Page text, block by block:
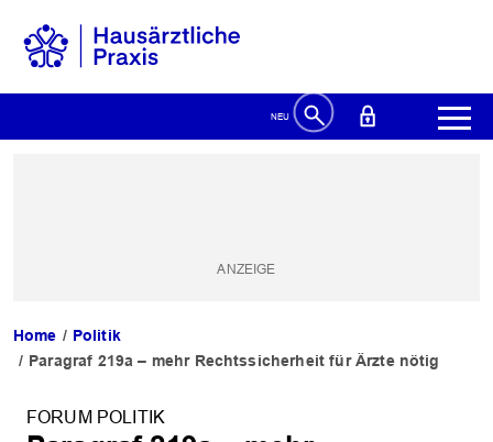
Home
Politik
Paragraf 219a – mehr Rechtssicherheit für Ärzte nötig
FORUM POLITIK